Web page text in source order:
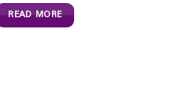
READ MORE